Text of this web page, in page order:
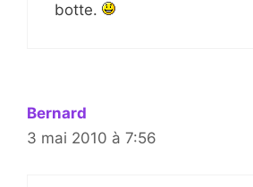
botte.
Bernard
3 mai 2010 à 7:56